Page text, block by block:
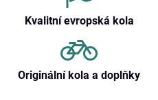
Kvalitní evropská kola
Originální kola a doplňky